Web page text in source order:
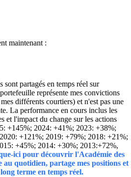
maintenant :
sont partagés en temps réel sur
représente mes convictions
différents courtiers) et n'est pas une
La performance en cours inclus les
et l'impact du change sur les actions
+145%; 2024: +41%; 2023: +38%;
+121%; 2019: +79%; 2018: +21%;
+45%; 2014: +30%; 2013:+72%,
ici pour découvrir l'Académie des
au quotidien, partage mes positions et
terme en temps réel.